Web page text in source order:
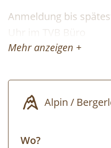
Anmeldung bis
Uhr im TVB Büro
Mehr anzeigen +
Alpin /
Wo?